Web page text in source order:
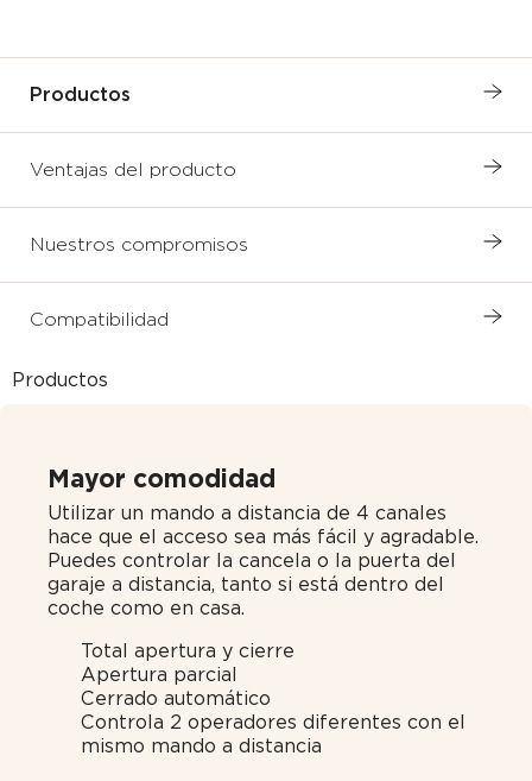
Productos
Ventajas del producto
Nuestros compromisos
Compatibilidad
Productos
Mayor comodidad
Utilizar un mando a distancia de 4 canales
hace que el acceso sea más fácil y agradable.
Puedes controlar la cancela o la puerta del
garaje a distancia, tanto si está dentro del
coche como en casa.
Total apertura y cierre
Apertura parcial
Cerrado automático
Controla 2 operadores diferentes con el
mismo mando a distancia